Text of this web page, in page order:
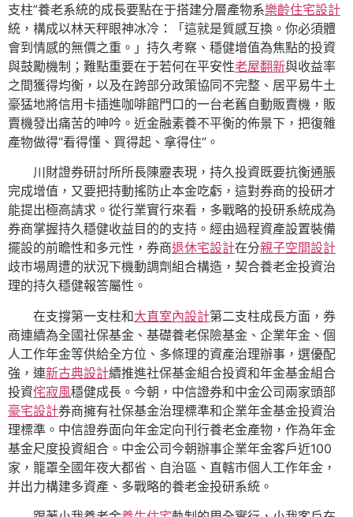
支柱”養老系統的成長要點在于搭建分層產物系樂齡住宅設計
統，構成以林天秤眼神冰冷：「這就是質感互換。你必須體
會到情感的無價之重。」持久考察、穩健增值為焦點的投資
與鼓勵機制；難點重要在于若何在平安性老屋翻新與收益率
之間獲得均衡，以及在跨部分政策協同不完整、居平易牛土
豪猛地將信用卡插進咖啡館門口的一台老舊自動販賣機，販
賣機發出痛苦的呻吟。近金融素養不平衡的佈景下，把復雜
產物做得“看得懂、買得起、拿得住”。
川財證券研討所所長陳靂表現，持久投資既要抗衡通脹
完成增值，又要把持動搖防止本金吃虧，這對券商的投研才
能提出極高請求。從行業實行來看，多戰略的投研系統成為
券商掌握持久穩健收益目的的支持。經由過程資產設置裝備
擺設的前瞻性和多元性，券商退休宅設計在分親子空間設計
歧市場周遭的狀況下機動調劑組合構造，契合養老金投資治
理的持久穩健報答屬性。
在支撐第一支柱和大直室內設計第二支柱成長方面，券
商連續為全國社保基金、基礎養老保險基金、企業年金、個
人工作年金等供給全方位、多條理的資產治理辦事，選優配
強，連新古典設計續推進社保基金組合投資和年金基金組合
投資侘寂風穩健成長。今朝，中信證券和中金公司兩家頭部
豪宅設計券商擁有社保基金治理標準和企業年金基金投資治
理標準。中信證券面向年金定向刊行養老金產物，作為年金
基金尺度投資組合。中金公司今朝辦事企業年金客戶近100
家，籠罩全國年夜大都省、自治區、直轄市個人工作年金，
并出力構建多資產、多戰略的養老金投研系統。